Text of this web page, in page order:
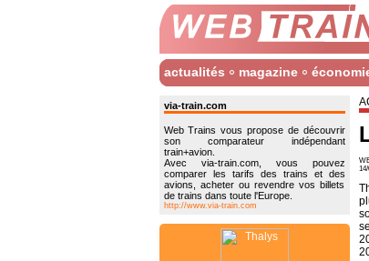
actualités magazine
via-train.com
Web Trains vous propose de découvrir
son comparateur indépendant
train+avion.
Avec via-train.com, vous pouvez
comparer les tarifs des trains et des
avions, acheter ou revendre vos billets
de trains dans toute l'Europe.
http://www.via-train.com